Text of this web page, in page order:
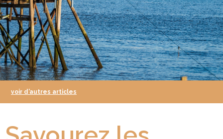
voir d’autres articles